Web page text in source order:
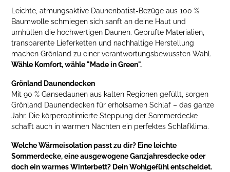
Leichte, atmungsaktive Daunenbatist-Bezüge aus 100 %
Baumwolle schmiegen sich sanft an deine Haut und
umhüllen die hochwertigen Daunen. Geprüfte Materialien,
transparente Lieferketten und nachhaltige Herstellung
machen Grönland zu einer verantwortungsbewussten Wahl.
Wähle Komfort, wähle "Made in Green".
Grönland Daunendecken
Mit 90 % Gänsedaunen aus kalten Regionen gefüllt, sorgen
Grönland Daunendecken für erholsamen Schlaf – das ganze
Jahr. Die körperoptimierte Steppung der Sommerdecke
schafft auch in warmen Nächten ein perfektes Schlafklima.
Welche Wärmeisolation passt zu dir? Eine leichte
Sommerdecke, eine ausgewogene Ganzjahresdecke oder
doch ein warmes Winterbett? Dein Wohlgefühl entscheidet.